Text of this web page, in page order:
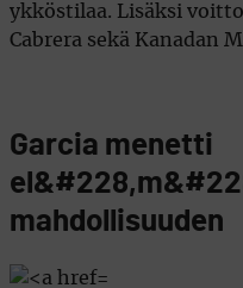
ykköstilaa. Lisäksi
Cabrera sekä Kanadan
Garcia menetti
mahdollisuuden